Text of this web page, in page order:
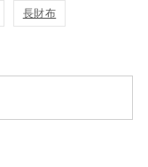
長財布